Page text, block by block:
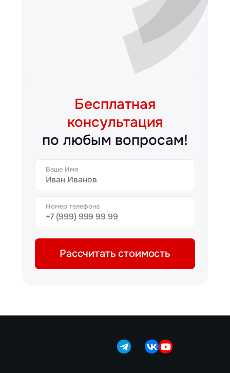
Бесплатная
консультация
по любым вопросам!
Ваше Имя
Номер телефона
Рассчитать стоимость